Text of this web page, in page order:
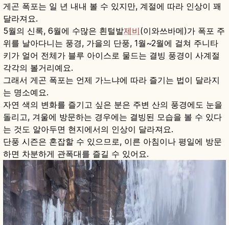
게곤 폭포는 일 년 내내 볼 수 있지만, 계절에 따라 인상이 꽤
달라져요.
5월의 신록, 6월에 수많은 흰털발제비(이와쓰바메)가 폭포 주
위를 날아다니는 풍경, 가을의 단풍, 1월~2월에 걸쳐 주니타
키가 얼어 전체가 블루 아이스로 물드는 결빙 풍경이 사계절
각각의 볼거리예요.
그래서 게곤 폭포는 언제 가느냐에 따라 즐기는 법이 달라지
는 명소예요.
자연 색의 변화를 즐기고 싶은 분은 주변 산의 풍경에도 눈을
돌리고, 겨울에 방문하는 경우에는 결빙된 모습을 볼 수 있다
는 것도 알아두면 현지에서의 인상이 달라져요.
단풍 시즌은 혼잡할 수 있으므로, 이른 아침이나 평일에 방문
하면 차분하게 관폭대를 즐길 수 있어요.